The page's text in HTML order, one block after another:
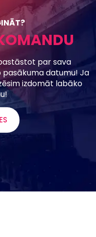
OMANDU
par sava
datumu! Ja
izdomāt labāko